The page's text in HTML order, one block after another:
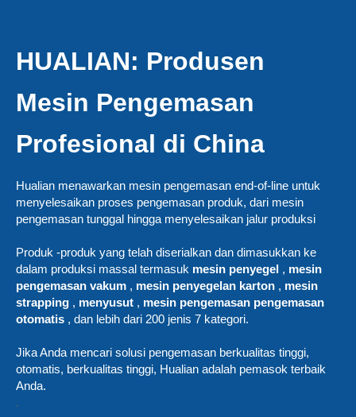
HUALIAN: Produsen
Mesin Pengemasan
Profesional di China
Hualian menawarkan mesin pengemasan end-of-line untuk
menyelesaikan proses pengemasan produk, dari mesin
pengemasan tunggal hingga menyelesaikan jalur produksi
Produk -produk yang telah diserialkan dan dimasukkan ke
dalam produksi massal termasuk mesin penyegel , mesin
pengemasan vakum , mesin penyegelan karton , mesin
strapping , menyusut , mesin pengemasan pengemasan
otomatis , dan lebih dari 200 jenis 7 kategori.
Jika Anda mencari solusi pengemasan berkualitas tinggi,
otomatis, berkualitas tinggi, Hualian adalah pemasok terbaik
Anda.
.